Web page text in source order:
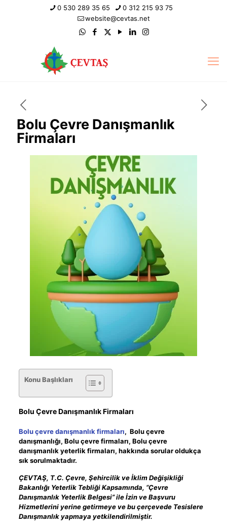
0 530 289 35 65
0 312 215 93 75
website@cevtas.net
Bolu Çevre Danışmanlık
Firmaları
Konu Başlıkları
Bolu Çevre Danışmanlık Firmaları
Bolu çevre danışmanlık firmaları, Bolu çevre
danışmanlığı, Bolu çevre firmaları, Bolu çevre
danışmanlık yeterlik firmaları, hakkında sorular oldukça
sık sorulmaktadır.
ÇEVTAŞ, T.C. Çevre, Şehircilik ve İklim Değişikliği
Bakanlığı Yeterlik Tebliği Kapsamında, “Çevre
Danışmanlık Yeterlik Belgesi” ile İzin ve Başvuru
Hizmetlerini yerine getirmeye ve bu çerçevede Tesislere
Danışmanlık yapmaya yetkilendirilmiştir.